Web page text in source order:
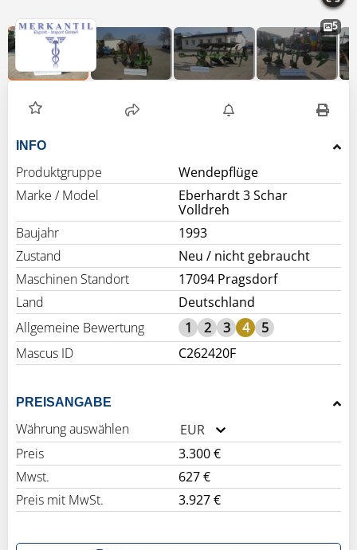
5
INFO
Produktgruppe
Wendepflüge
Marke / Model
Eberhardt 3 Schar
Volldreh
Baujahr
1993
Zustand
Neu / nicht gebraucht
Maschinen Standort
17094 Pragsdorf
Land
Deutschland
Allgemeine Bewertung
1 2 3 4
5
Mascus ID
C262420F
PREISANGABE
Währung auswählen
EUR
Preis
3.300 €
Mwst.
627 €
Preis mit MwSt.
3.927 €